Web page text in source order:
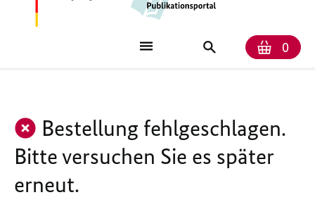
0
Bestellung fehlgeschlagen.
Bitte versuchen Sie es später
erneut.